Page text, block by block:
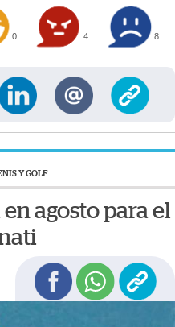
0 4 8
Y GOLF
agosto para el